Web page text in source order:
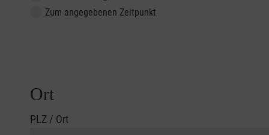
Zum angegebenen Zeitpunkt
Ort
PLZ / Ort